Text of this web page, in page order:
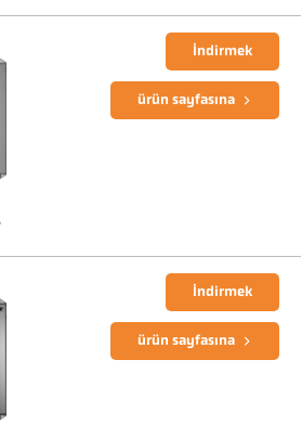
İndirmek
ürün sayfasına
İndirmek
ürün sayfasına